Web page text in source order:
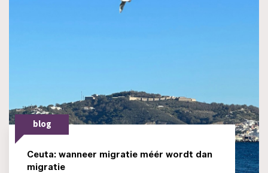
blog
Ceuta: wanneer migratie méér wordt dan
migratie